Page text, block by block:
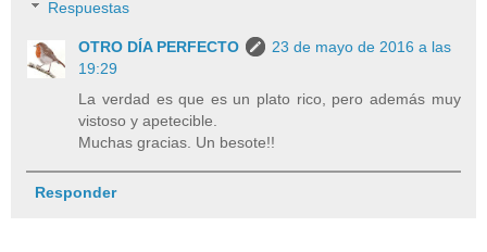
Respuestas
OTRO DÍA PERFECTO
23 de mayo de 2016 a las
19:29
La verdad es que es un plato rico, pero además muy
vistoso y apetecible.
Muchas gracias. Un besote!!
Responder